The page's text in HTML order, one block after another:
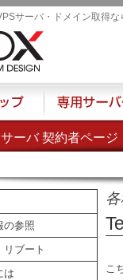
ーバ 契約者ページ
サーバ・ドメイン取得
の参照
リブート
は
こ
専用サーバー